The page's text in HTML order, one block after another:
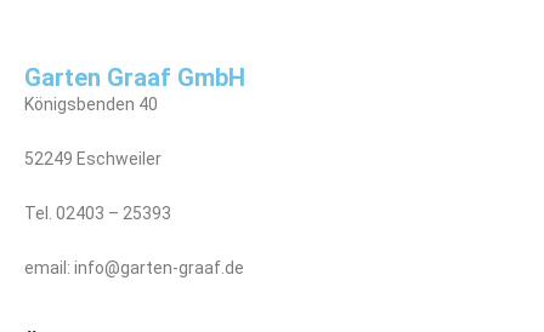
Garten Graaf GmbH
Königsbenden 40
52249 Eschweiler
Tel. 02403 – 25393
email: info@garten-graaf.de